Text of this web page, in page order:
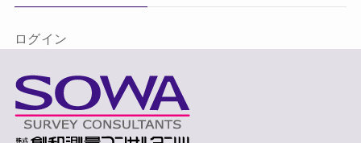
ログイン